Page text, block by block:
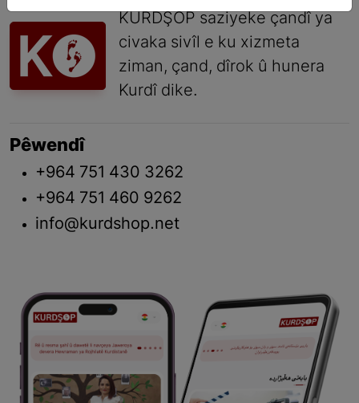
KURDŞOP saziyeke çandî ya
civaka sivîl e ku xizmeta
ziman, çand, dîrok û hunera
Kurdî dike.
Pêwendî
+964 751 430 3262
+964 751 460 9262
info@kurdshop.net